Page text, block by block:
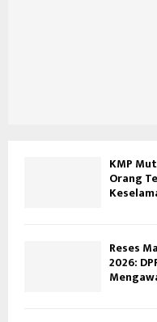
KMP
Orang
Reses
2026: